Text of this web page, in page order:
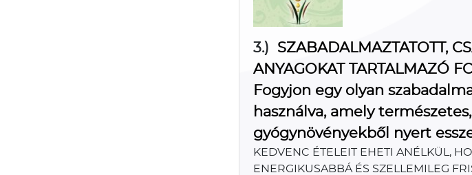
3.) SZABADALMAZTATOTT,
ANYAGOKAT TARTALMAZÓ
Fogyjon egy olyan
használva, amely
gyógynövényekből nyert
KEDVENC ÉTELEIT EHETI ANÉLKÜL,
ENERGIKUSABBÁ ÉS SZELLEMILEG